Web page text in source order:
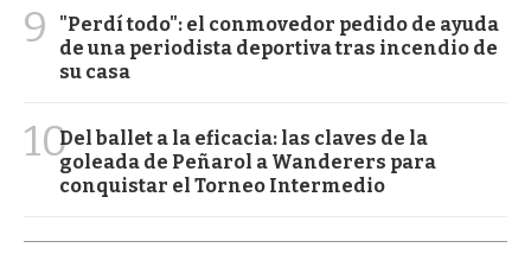
9
"Perdí todo": el conmovedor pedido de ayuda
de una periodista deportiva tras incendio de
su casa
10Del ballet a la eficacia: las claves de la
goleada de Peñarol a Wanderers para
conquistar el Torneo Intermedio